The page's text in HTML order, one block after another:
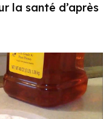
la santé d’après